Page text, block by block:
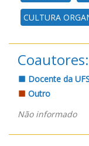
CULTURA
Coautores:
Docente da
Outro
Não informado